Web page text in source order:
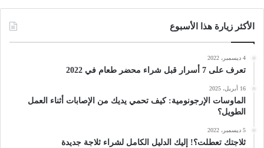
الأكثر زيارة هذا الأسبوع
4 ديسمبر، 2022
تعرف على 7 أسرار قبل شراء محضر طعام في 2022
16 أبريل، 2025
الماوسات الإرجونومية: كيف تحمي يديك من الإصابات أثناء العمل
الطويل؟
5 ديسمبر، 2022
ثلاجتك تعطلت؟! إليك الدليل الكامل لشراء ثلاجة جديدة